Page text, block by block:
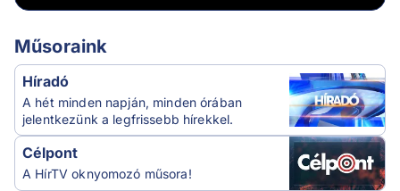
Műsoraink
Híradó
A hét minden napján, minden órában
jelentkezünk a legfrissebb hírekkel.
Célpont
A HírTV oknyomozó műsora!